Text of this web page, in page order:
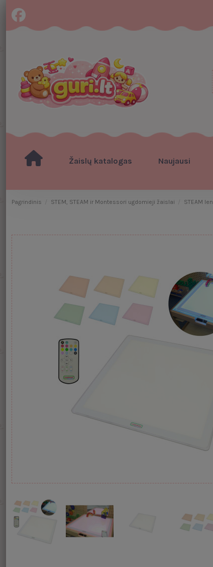
Žaislų katalogas Naujausi
Pagrindinis STEM, STEAM ir Montessori ugdomieji žaislai STEAM